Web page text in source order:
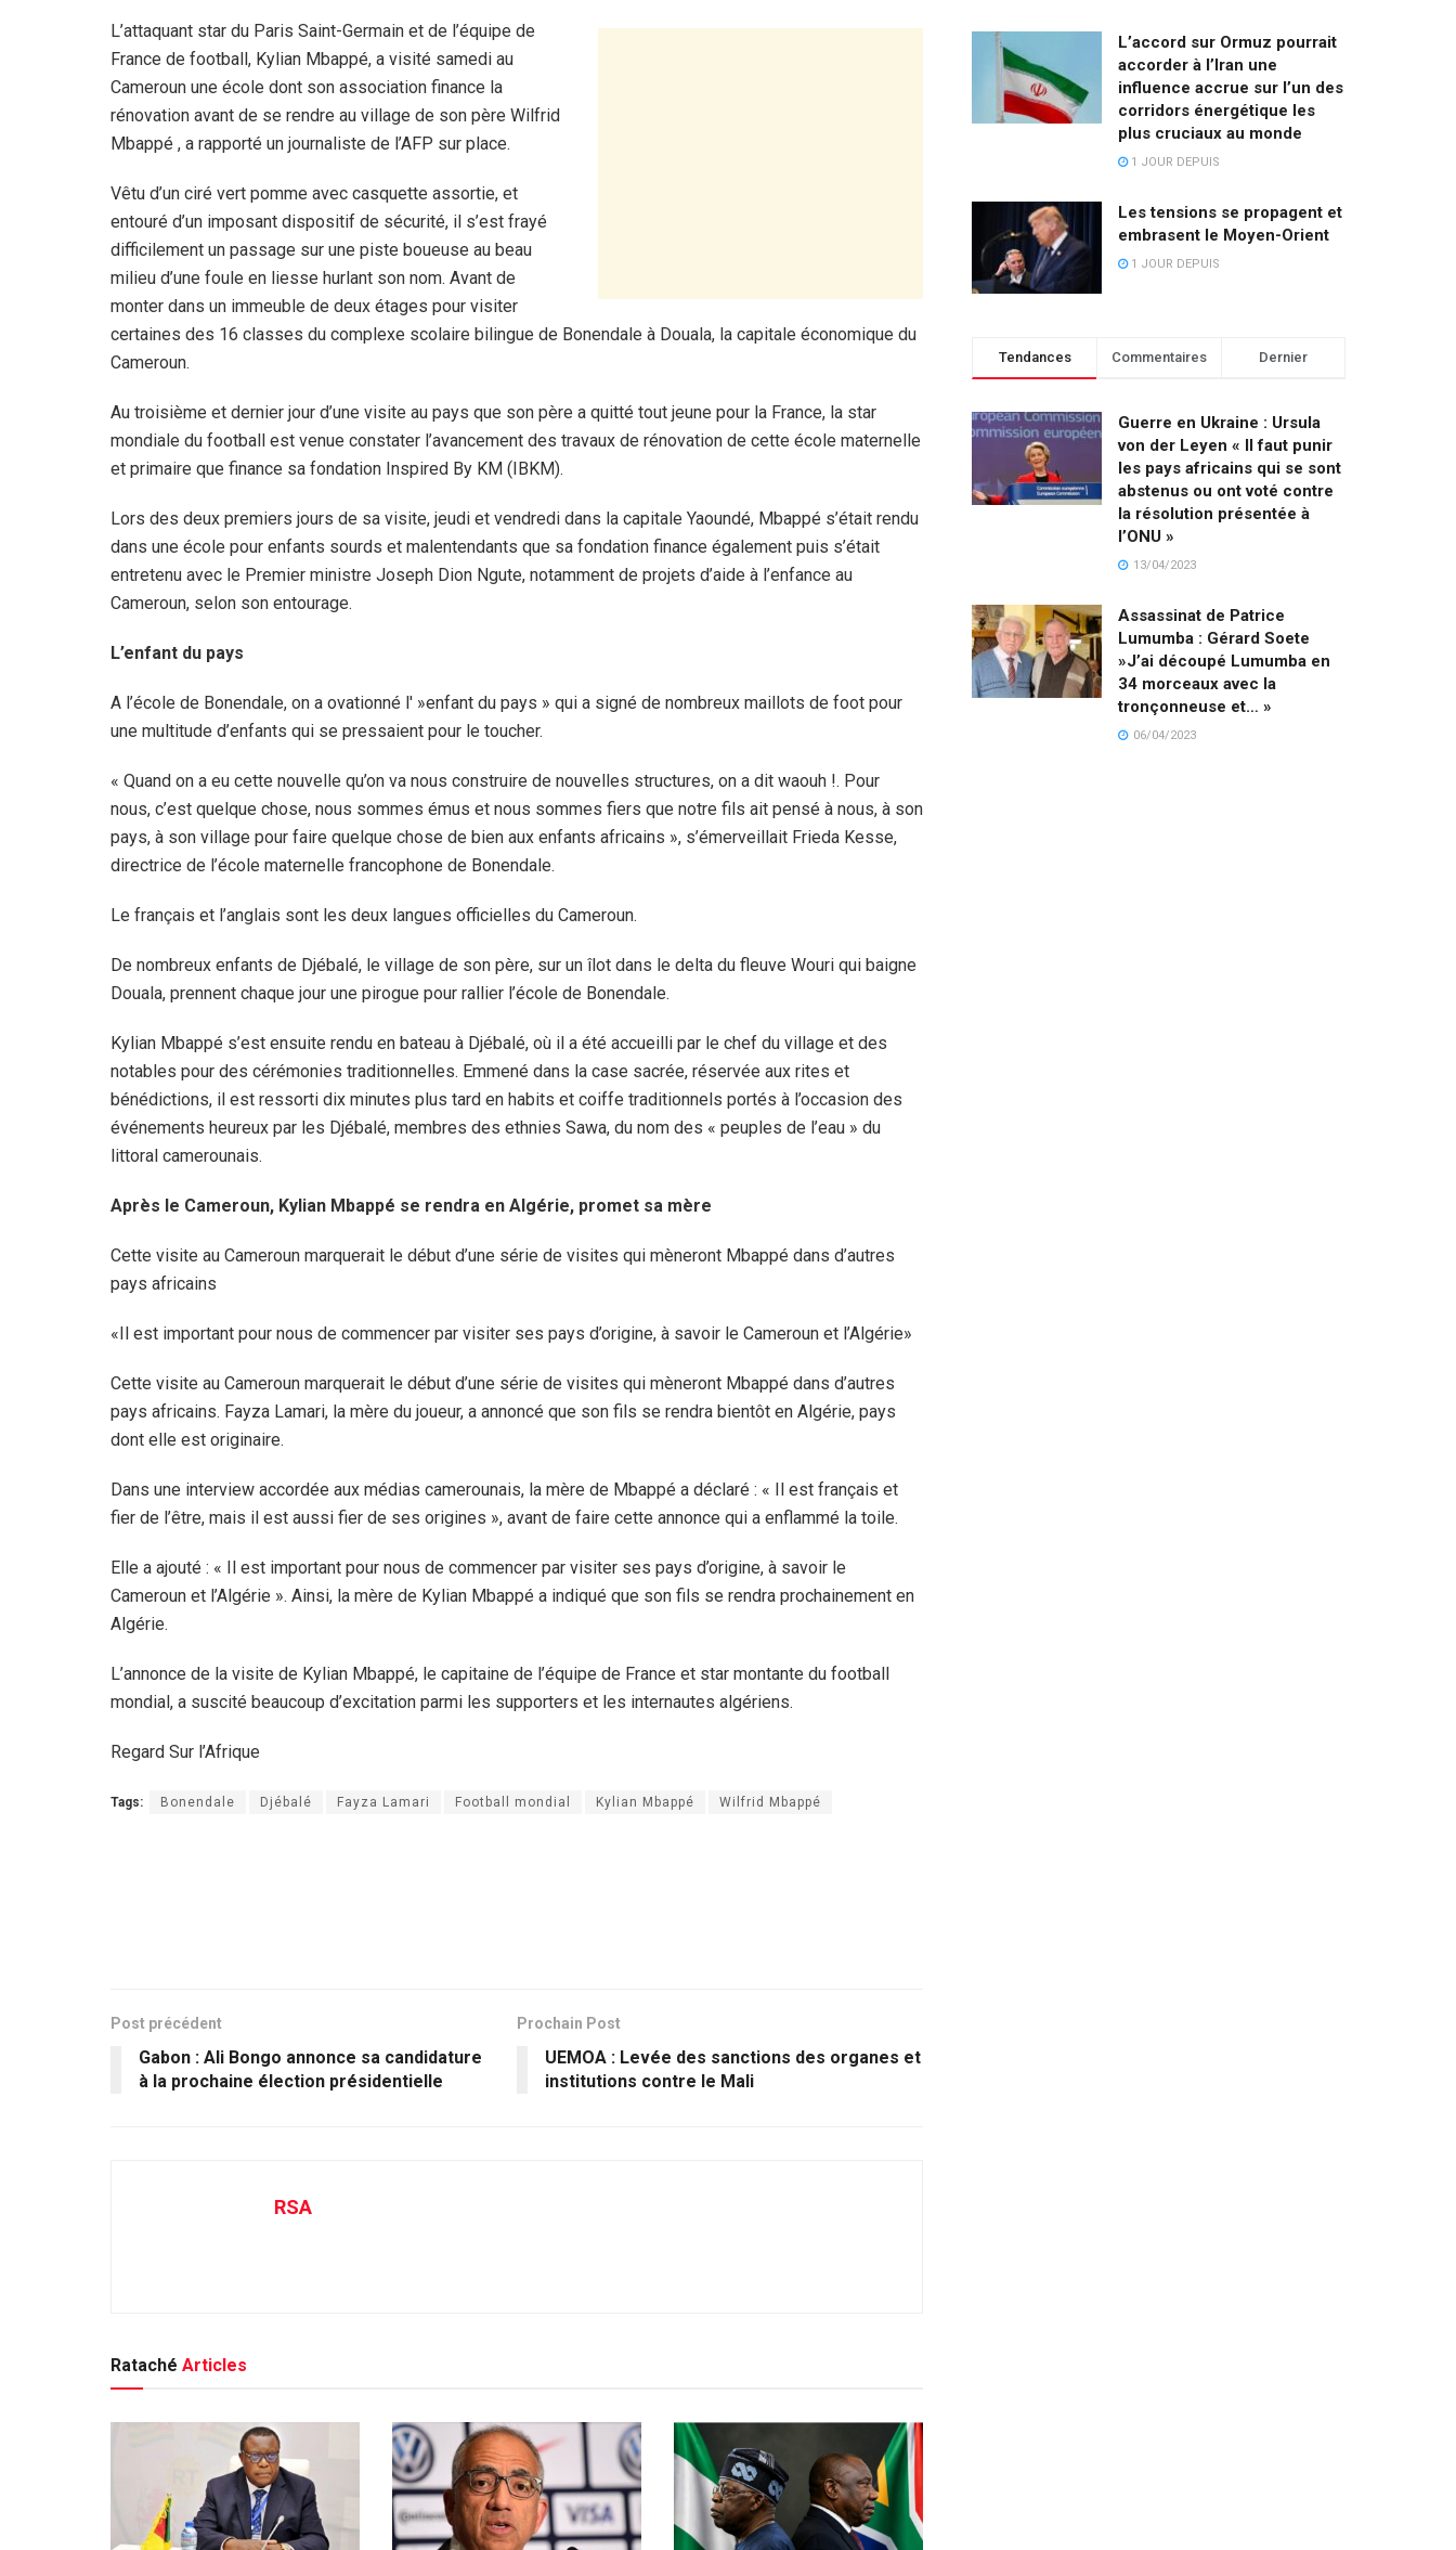
L’attaquant star du Paris Saint-Germain et de l’équipe de
France de football, Kylian Mbappé, a visité samedi au
Cameroun une école dont son association finance la
rénovation avant de se rendre au village de son père Wilfrid
Mbappé , a rapporté un journaliste de l’AFP sur place.
Vêtu d’un ciré vert pomme avec casquette assortie, et
entouré d’un imposant dispositif de sécurité, il s’est frayé
difficilement un passage sur une piste boueuse au beau
milieu d’une foule en liesse hurlant son nom. Avant de
monter dans un immeuble de deux étages pour visiter
certaines des 16 classes du complexe scolaire bilingue de Bonendale à Douala, la capitale économique du
Cameroun.
Au troisième et dernier jour d’une visite au pays que son père a quitté tout jeune pour la France, la star
mondiale du football est venue constater l’avancement des travaux de rénovation de cette école maternelle
et primaire que finance sa fondation Inspired By KM (IBKM).
Lors des deux premiers jours de sa visite, jeudi et vendredi dans la capitale Yaoundé, Mbappé s’était rendu
dans une école pour enfants sourds et malentendants que sa fondation finance également puis s’était
entretenu avec le Premier ministre Joseph Dion Ngute, notamment de projets d’aide à l’enfance au
Cameroun, selon son entourage.
L’enfant du pays
A l’école de Bonendale, on a ovationné l' »enfant du pays » qui a signé de nombreux maillots de foot pour
une multitude d’enfants qui se pressaient pour le toucher.
« Quand on a eu cette nouvelle qu’on va nous construire de nouvelles structures, on a dit waouh !. Pour
nous, c’est quelque chose, nous sommes émus et nous sommes fiers que notre fils ait pensé à nous, à son
pays, à son village pour faire quelque chose de bien aux enfants africains », s’émerveillait Frieda Kesse,
directrice de l’école maternelle francophone de Bonendale.
Le français et l’anglais sont les deux langues officielles du Cameroun.
De nombreux enfants de Djébalé, le village de son père, sur un îlot dans le delta du fleuve Wouri qui baigne
Douala, prennent chaque jour une pirogue pour rallier l’école de Bonendale.
Kylian Mbappé s’est ensuite rendu en bateau à Djébalé, où il a été accueilli par le chef du village et des
notables pour des cérémonies traditionnelles. Emmené dans la case sacrée, réservée aux rites et
bénédictions, il est ressorti dix minutes plus tard en habits et coiffe traditionnels portés à l’occasion des
événements heureux par les Djébalé, membres des ethnies Sawa, du nom des « peuples de l’eau » du
littoral camerounais.
Après le Cameroun, Kylian Mbappé se rendra en Algérie, promet sa mère
Cette visite au Cameroun marquerait le début d’une série de visites qui mèneront Mbappé dans d’autres
pays africains
«Il est important pour nous de commencer par visiter ses pays d’origine, à savoir le Cameroun et l’Algérie»
Cette visite au Cameroun marquerait le début d’une série de visites qui mèneront Mbappé dans d’autres
pays africains. Fayza Lamari, la mère du joueur, a annoncé que son fils se rendra bientôt en Algérie, pays
dont elle est originaire.
Dans une interview accordée aux médias camerounais, la mère de Mbappé a déclaré : « Il est français et
fier de l’être, mais il est aussi fier de ses origines », avant de faire cette annonce qui a enflammé la toile.
Elle a ajouté : « Il est important pour nous de commencer par visiter ses pays d’origine, à savoir le
Cameroun et l’Algérie ». Ainsi, la mère de Kylian Mbappé a indiqué que son fils se rendra prochainement en
Algérie.
L’annonce de la visite de Kylian Mbappé, le capitaine de l’équipe de France et star montante du football
mondial, a suscité beaucoup d’excitation parmi les supporters et les internautes algériens.
Regard Sur l’Afrique
Tags: Bonendale Djébalé Fayza Lamari Football mondial Kylian Mbappé Wilfrid Mbappé
Post précédent
Gabon : Ali Bongo annonce sa candidature
à la prochaine élection présidentielle
Prochain Post
UEMOA : Levée des sanctions des organes et
institutions contre le Mali
RSA
Rataché Articles
L’accord sur Ormuz pourrait
accorder à l’Iran une
influence accrue sur l’un des
corridors énergétique les
plus cruciaux au monde
1 JOUR DEPUIS
Les tensions se propagent et
embrasent le Moyen-Orient
1 JOUR DEPUIS
Tendances Commentaires Dernier
Guerre en Ukraine : Ursula
von der Leyen « Il faut punir
les pays africains qui se sont
abstenus ou ont voté contre
la résolution présentée à
l’ONU »
13/04/2023
Assassinat de Patrice
Lumumba : Gérard Soete
»J’ai découpé Lumumba en
34 morceaux avec la
tronçonneuse et… »
06/04/2023